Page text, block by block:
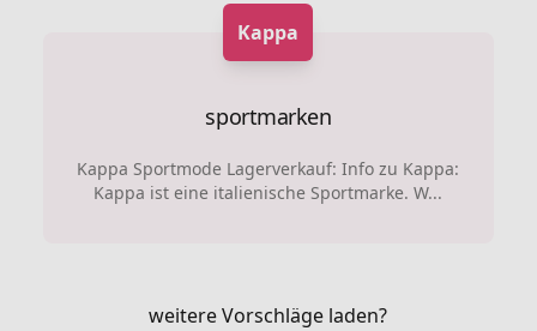
Kappa
sportmarken
Kappa Sportmode Lagerverkauf: Info zu Kappa:
Kappa ist eine italienische Sportmarke. W...
weitere Vorschläge laden?